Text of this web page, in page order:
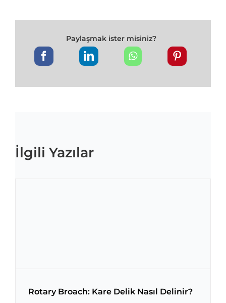
Paylaşmak ister misiniz?
İlgili Yazılar
Rotary Broach: Kare Delik Nasıl Delinir?